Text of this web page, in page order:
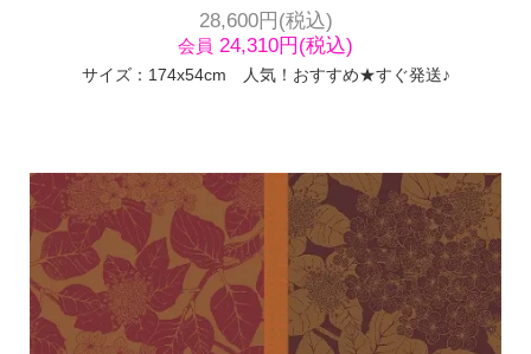
28,600円(税込)
会員 24,310円(税込)
サイズ：174x54cm 人気！おすすめ★すぐ発送♪